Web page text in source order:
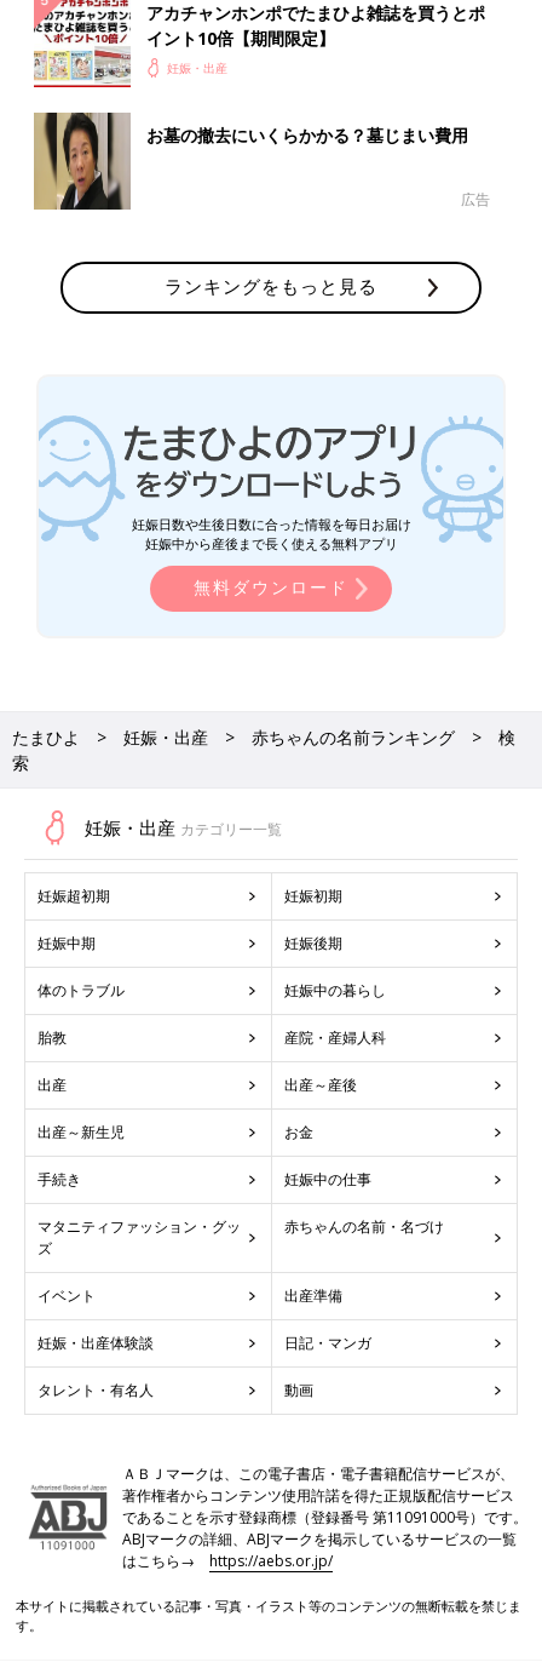
アカチャンホンポでたまひよ雑誌を買うとポ
イント10倍【期間限定】
妊娠・出産
お墓の撤去にいくらかかる？墓じまい費用
広告
ランキングをもっと見る
妊娠日数や生後日数に合った情報を毎日お届け
妊娠中から産後まで長く使える無料アプリ
無料ダウンロード
たまひよ 妊娠・出産 赤ちゃんの名前ランキング
検
索
妊娠・出産 カテゴリー一覧
妊娠超初期 妊娠初期
妊娠中期 妊娠後期
体のトラブル 妊娠中の暮らし
胎教 産院・産婦人科
出産 出産～産後
出産～新生児 お金
手続き 妊娠中の仕事
マタニティファッション・グッ
ズ
赤ちゃんの名前・名づけ
イベント 出産準備
妊娠・出産体験談 日記・マンガ
タレント・有名人 動画
ＡＢＪマークは、この電子書店・電子書籍配信サービスが、
著作権者からコンテンツ使用許諾を得た正規版配信サービス
であることを示す登録商標（登録番号 第11091000号）です。
ABJマークの詳細、ABJマークを掲示しているサービスの一覧
はこちら→https://aebs.or.jp/
本サイトに掲載されている記事・写真・イラスト等のコンテンツの無断転載を禁じま
す。